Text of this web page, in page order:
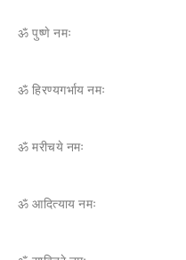
ॐ पुष्णे नमः
ॐ हिरण्यगर्भाय नमः
ॐ मरीचये नमः
ॐ आदित्याय नमः